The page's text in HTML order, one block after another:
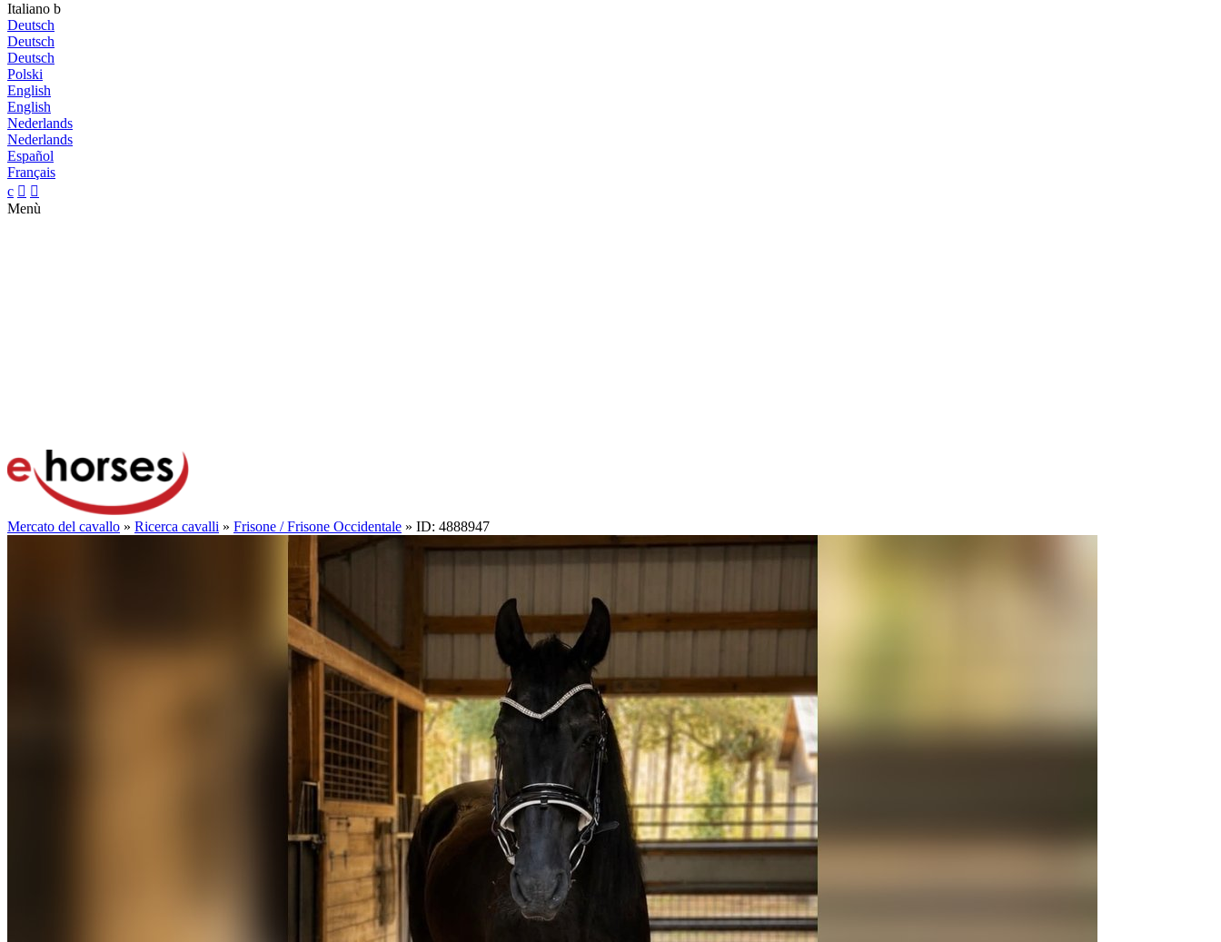
Italiano b
Deutsch
Deutsch
Deutsch
Polski
English
English
Nederlands
Nederlands
Español
Français
c  
Menù
Mercato del cavallo » Ricerca cavalli » Frisone / Frisone Occidentale » ID: 4888947